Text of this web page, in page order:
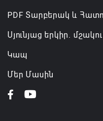
PDF Տարբերակ և
Սյունյաց երկիր.
Կապ
Մեր Մասին